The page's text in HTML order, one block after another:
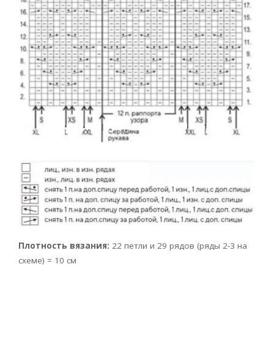
Плотность вязания: 22 петли и 29 рядов (ряды 2-3 на
схеме) = 10 см